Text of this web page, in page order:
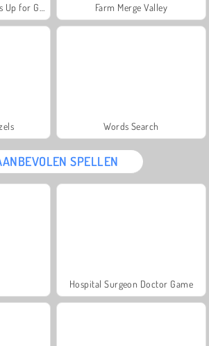
Farm Merge Valley
Words Search
SPELLEN
Hospital Surgeon Doctor Game